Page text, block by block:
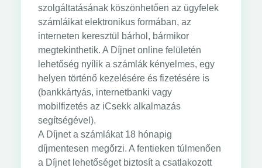
szolgáltatásának köszönhetően az ügyfelek
számláikat elektronikus formában, az
interneten keresztül bárhol, bármikor
megtekinthetik. A Díjnet online felületén
lehetőség nyílik a számlák kényelmes, egy
helyen történő kezelésére és fizetésére is
(bankkártyás, internetbanki vagy
mobilfizetés az iCsekk alkalmazás
segítségével).
A Díjnet a számlákat 18 hónapig
díjmentesen megőrzi. A fentieken túlmenően
a Díjnet lehetőséget biztosít a csatlakozott